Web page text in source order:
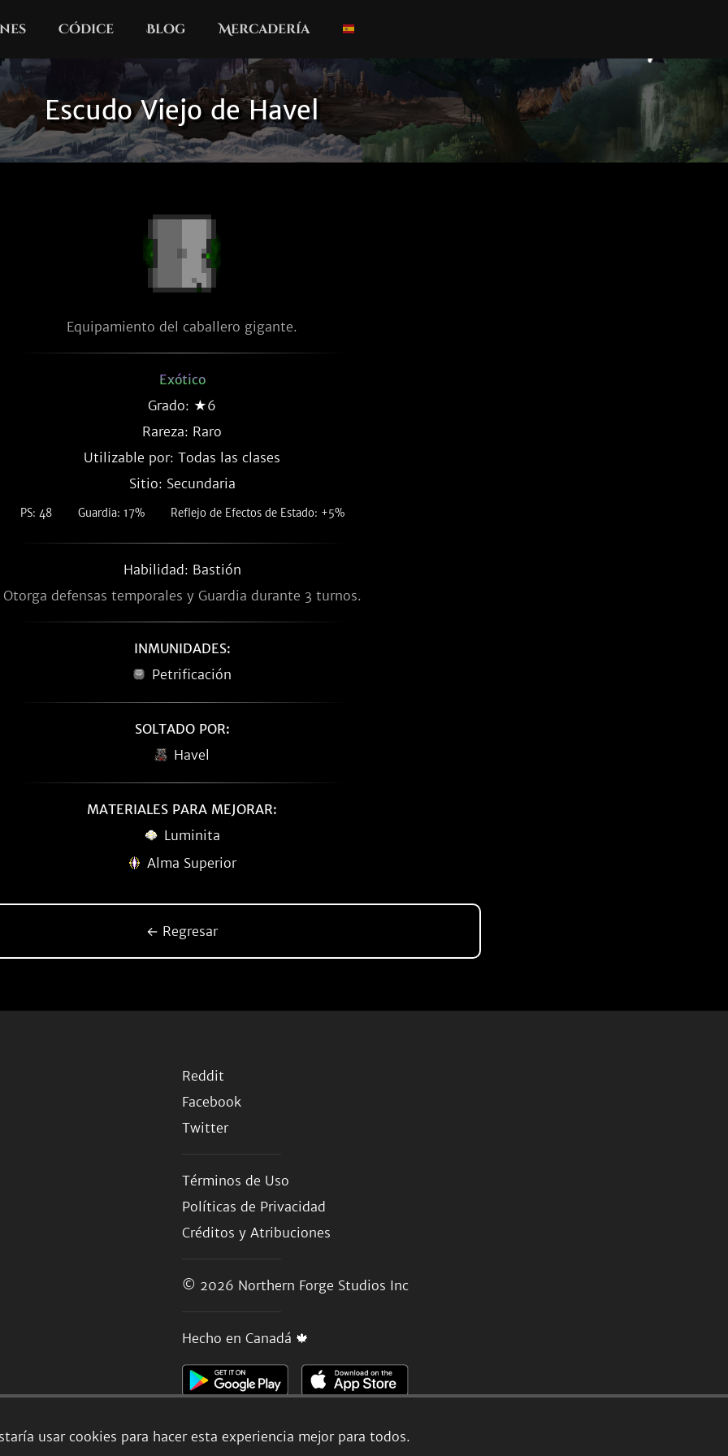
Códice Blog Mercadería
Escudo Viejo de Havel
usar cookies para hacer esta experiencia mejor para todos.
Equipamiento del caballero gigante.
Exótico
Grado: ★6
Rareza: Raro
Utilizable por: Todas las clases
Sitio: Secundaria
PS: 48 Guardia: 17% Reflejo de Efectos de Estado: +5%
Habilidad: Bastión
Otorga defensas temporales y Guardia durante 3 turnos.
INMUNIDADES:
Petrificación
SOLTADO POR:
Havel
MATERIALES PARA MEJORAR:
Luminita
Alma Superior
← Regresar
Reddit
Facebook
Twitter
Términos de Uso
Políticas de Privacidad
Créditos y Atribuciones
© 2026 Northern Forge Studios Inc
Hecho en Canadá 🍁